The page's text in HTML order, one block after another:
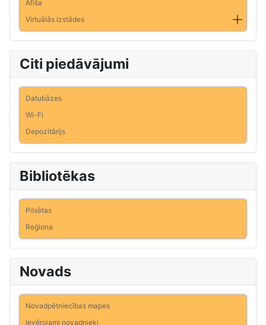
Afiša
Virtuālās izstādes
Citi piedāvājumi
Datubāzes
Wi-Fi
Depozitārijs
Bibliotēkas
Pilsētas
Reģiona
Novads
Novadpētniecības mapes
Ievērojami novadnieki